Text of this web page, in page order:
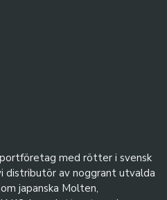
med rötter i svensk
distributör av noggrant utvalda
japanska Molten,